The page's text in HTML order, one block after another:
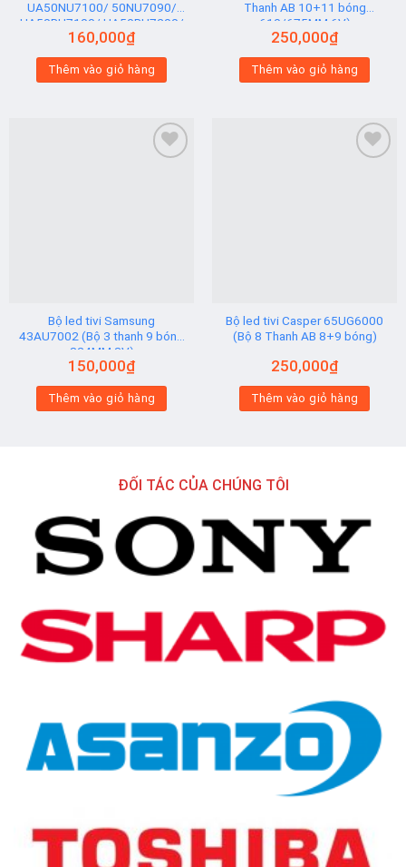
UA50NU7100/ 50NU7090/
UA50RU7100/ UA50RU7200/
UA50RU7300 (2 thanh viền 6V
160,000₫
Thêm vào giỏ hàng
Thanh AB 10+11 bóng
610/675MM 6V)
250,000₫
Thêm vào giỏ hàng
Bộ led tivi Samsung
43AU7002 (Bộ 3 thanh 9 bóng
824MM 3V)
150,000₫
Thêm vào giỏ hàng
Bộ led tivi Casper 65UG6000
(Bộ 8 Thanh AB 8+9 bóng)
250,000₫
Thêm vào giỏ hàng
ĐỐI TÁC CỦA CHÚNG TÔI